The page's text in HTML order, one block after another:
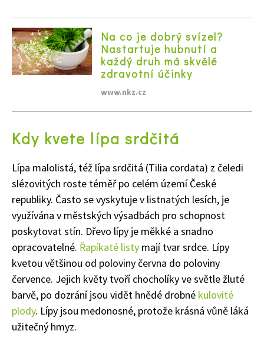
Na co je dobrý svízel?
Nastartuje hubnutí a
každý druh má skvělé
zdravotní účinky
www.nkz.cz
Kdy kvete lípa srdčitá
Lípa malolistá, též lípa srdčitá (Tilia cordata) z čeledi
slézovitých roste téměř po celém území České
republiky. Často se vyskytuje v listnatých lesích, je
využívána v městských výsadbách pro schopnost
poskytovat stín. Dřevo lípy je měkké a snadno
opracovatelné. Řapíkaté listy mají tvar srdce. Lípy
kvetou většinou od poloviny června do poloviny
července. Jejich květy tvoří chocholíky ve světle žluté
barvě, po dozrání jsou vidět hnědé drobné kulovité
plody. Lípy jsou medonosné, protože krásná vůně láká
užitečný hmyz.